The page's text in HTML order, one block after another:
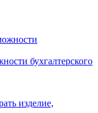
бухгалтерского